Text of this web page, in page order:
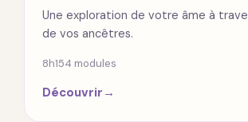
Une exploration de votre âme à
de vos ancêtres.
8h154 modules
Découvrir →